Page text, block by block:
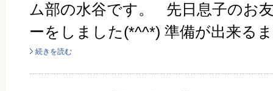
ム部の水谷です。 先日息子のお
ーをしました(*^^*) 準備が出来る
続きを読む